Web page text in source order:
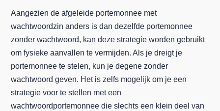
Aangezien de afgeleide portemonnee met
wachtwoordzin anders is dan dezelfde portemonnee
zonder wachtwoord, kan deze strategie worden gebruikt
om fysieke aanvallen te vermijden. Als je dreigt je
portemonnee te stelen, kun je degene zonder
wachtwoord geven. Het is zelfs mogelijk om je een
strategie voor te stellen met een
wachtwoordportemonnee die slechts een klein deel van